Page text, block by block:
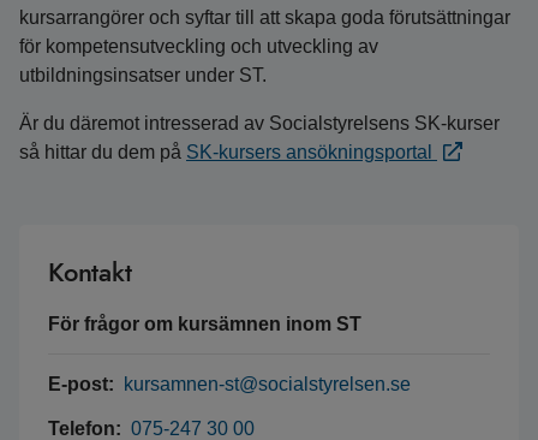
kursarrangörer och syftar till att skapa goda förutsättningar
för kompetensutveckling och utveckling av
utbildningsinsatser under ST.
Är du däremot intresserad av Socialstyrelsens SK-kurser
så hittar du dem på SK-kursers ansökningsportal
Kontakt
För frågor om kursämnen inom ST
E-post: kursamnen-st@socialstyrelsen.se
Telefon: 075-247 30 00